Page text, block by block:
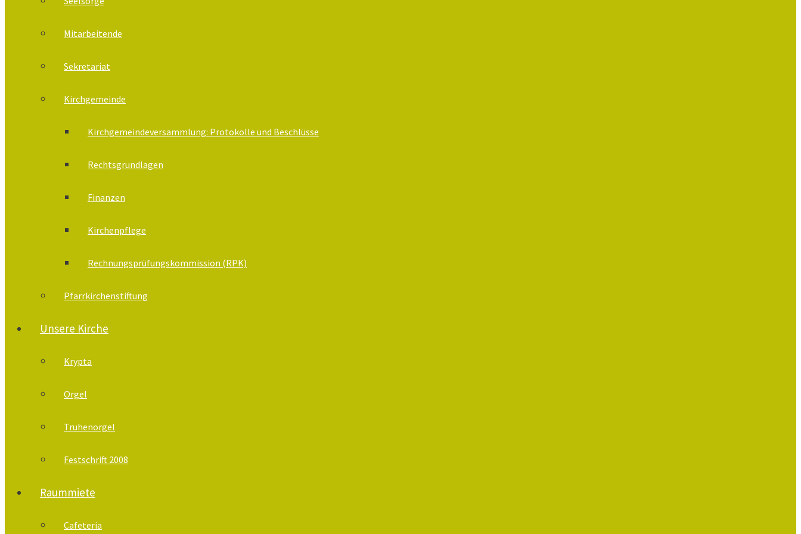
Mitarbeitende
Sekretariat
Kirchgemeinde
Kirchgemeindeversammlung: Protokolle und Beschlüsse
Rechtsgrundlagen
Finanzen
Kirchenpflege
Rechnungsprüfungskommission (RPK)
Pfarrkirchenstiftung
Unsere Kirche
Krypta
Orgel
Truhenorgel
Festschrift 2008
Raummiete
Cafeteria